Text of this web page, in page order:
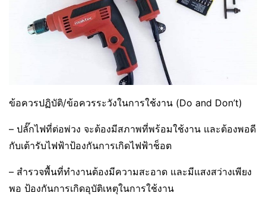
ข้อควรปฏิบัติ/ข้อควรระวังในการใช้งาน (Do and Don’t)
– ปลั๊กไฟที่ต่อพ่วง จะต้องมีสภาพที่พร้อมใช้งาน และต้องพอดี
กับเต้ารับไฟฟ้าป้องกันการเกิดไฟฟ้าช็อต
– สำรวจพื้นที่ทำงานต้องมีความสะอาด และมีแสงสว่างเพียง
พอ ป้องกันการเกิดอุบัติเหตุในการใช้งาน